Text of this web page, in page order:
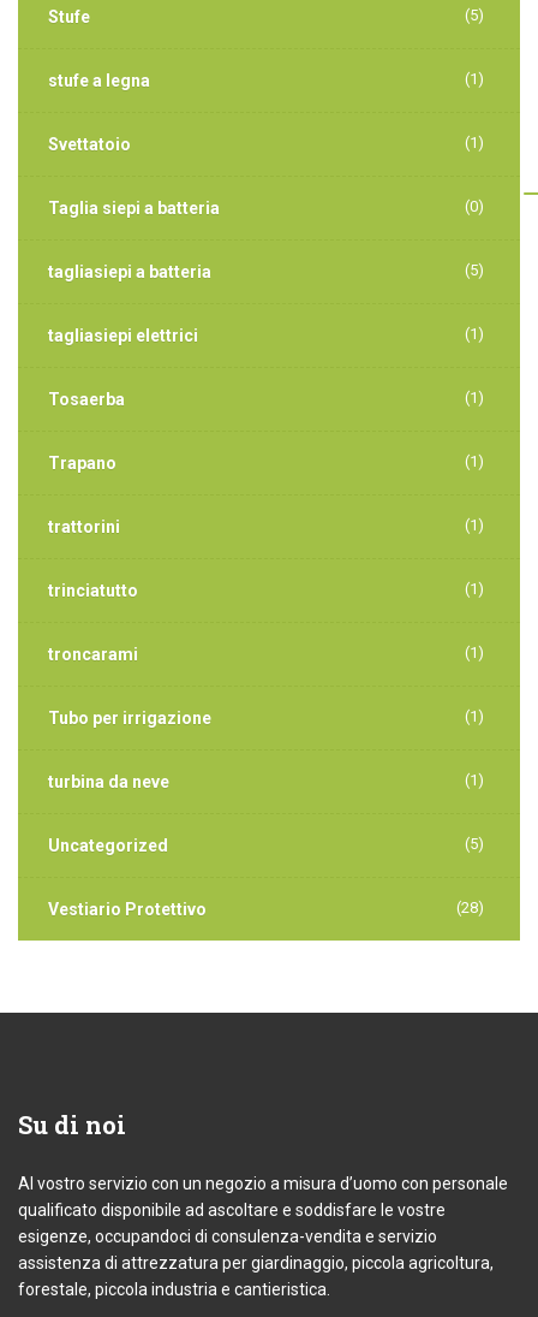
Stufe (5)
stufe a legna (1)
Svettatoio (1)
Taglia siepi a batteria (0)
tagliasiepi a batteria (5)
tagliasiepi elettrici (1)
Tosaerba (1)
Trapano (1)
trattorini (1)
trinciatutto (1)
troncarami (1)
Tubo per irrigazione (1)
turbina da neve (1)
Uncategorized (5)
Vestiario Protettivo (28)
Su di noi
Al vostro servizio con un negozio a misura d’uomo con personale
qualificato disponibile ad ascoltare e soddisfare le vostre
esigenze, occupandoci di consulenza-vendita e servizio
assistenza di attrezzatura per giardinaggio, piccola agricoltura,
forestale, piccola industria e cantieristica.